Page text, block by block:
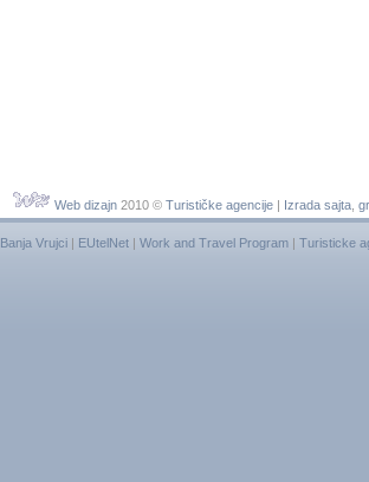
Web dizajn 2010 © Turističke agencije | Izrada sajta
Banja Vrujci | EUtelNet | Work and Travel Program | Turisticke